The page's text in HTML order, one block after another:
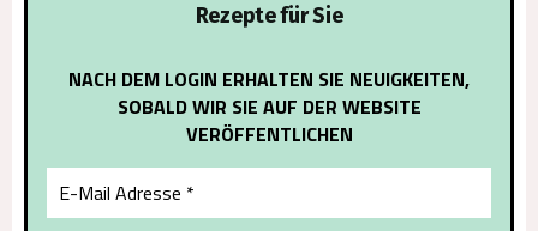
Rezepte für Sie
NACH DEM LOGIN ERHALTEN SIE NEUIGKEITEN,
SOBALD WIR SIE AUF DER WEBSITE
VERÖFFENTLICHEN